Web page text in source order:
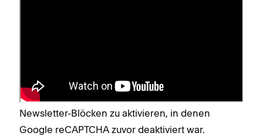
Wartelisten aktiviert. Befolge die Schritte, um es in
Formular-Blöcken, Werbe-Pop-ups und
Newsletter-Blöcken zu aktivieren, in denen
Google reCAPTCHA zuvor deaktiviert war.